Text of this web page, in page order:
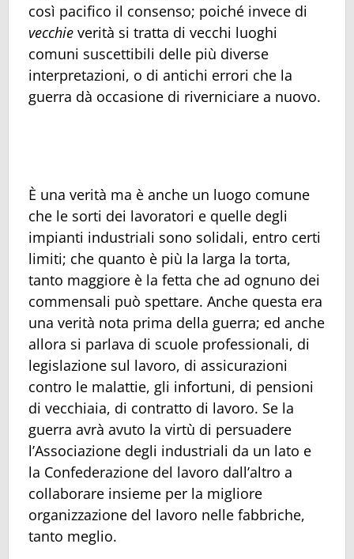
così pacifico il consenso; poiché invece di
vecchie verità si tratta di vecchi luoghi
comuni suscettibili delle più diverse
interpretazioni, o di antichi errori che la
guerra dà occasione di riverniciare a nuovo.
È una verità ma è anche un luogo comune
che le sorti dei lavoratori e quelle degli
impianti industriali sono solidali, entro certi
limiti; che quanto è più la larga la torta,
tanto maggiore è la fetta che ad ognuno dei
commensali può spettare. Anche questa era
una verità nota prima della guerra; ed anche
allora si parlava di scuole professionali, di
legislazione sul lavoro, di assicurazioni
contro le malattie, gli infortuni, di pensioni
di vecchiaia, di contratto di lavoro. Se la
guerra avrà avuto la virtù di persuadere
l’Associazione degli industriali da un lato e
la Confederazione del lavoro dall’altro a
collaborare insieme per la migliore
organizzazione del lavoro nelle fabbriche,
tanto meglio.